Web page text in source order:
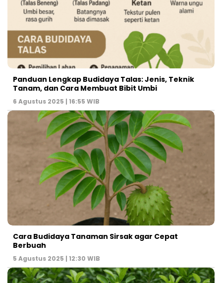
Panduan Lengkap Budidaya Talas: Jenis, Teknik
Tanam, dan Cara Membuat Bibit Umbi
6 Agustus 2025 | 16:55 WIB
Cara Budidaya Tanaman Sirsak agar Cepat
Berbuah
5 Agustus 2025 | 12:30 WIB